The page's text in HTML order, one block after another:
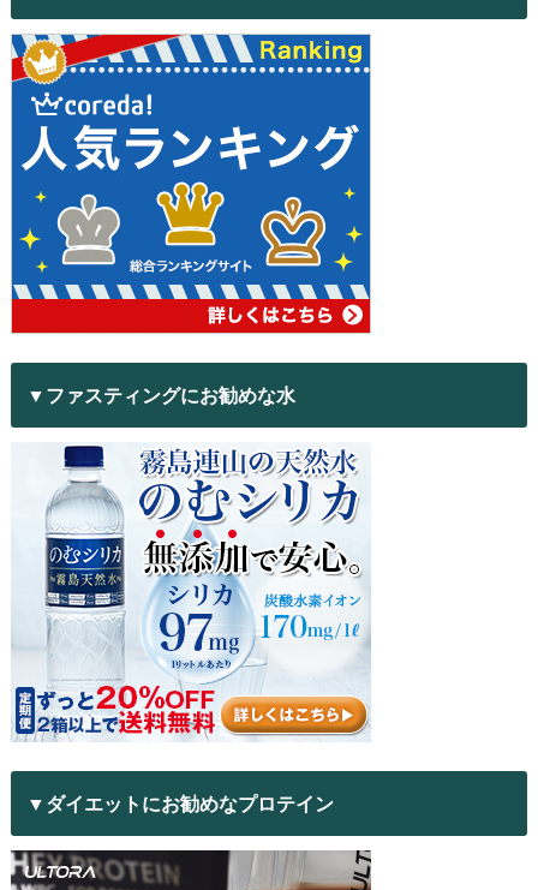
▼ファスティングにお勧めな水
▼ダイエットにお勧めなプロテイン